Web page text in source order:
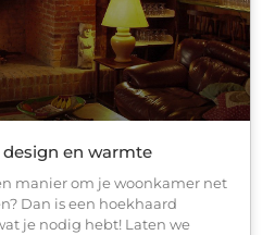
en warmte
manier om je woonkamer net
Dan is een hoekhaard
je nodig hebt! Laten we